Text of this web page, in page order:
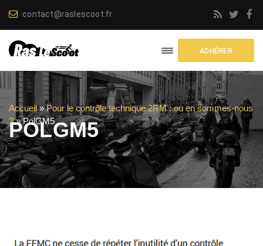
contact@raslescoot.fr
ADHÉRER
POLGM5
Accueil»Pour le contrôle technique 2RM : où en sommes-nous
?»PolGM5